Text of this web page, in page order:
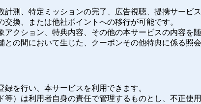
測、特定ミッションの完了、広告視聴、提携サービ
換、または他社ポイントへの移行が可能です。
クション、特典内容、その他の本サービスの内容を
の間において生じた、クーポンその他特典に係る照
を行い、本サービスを利用できます。
）は利用者自身の責任で管理するものとし、不正使